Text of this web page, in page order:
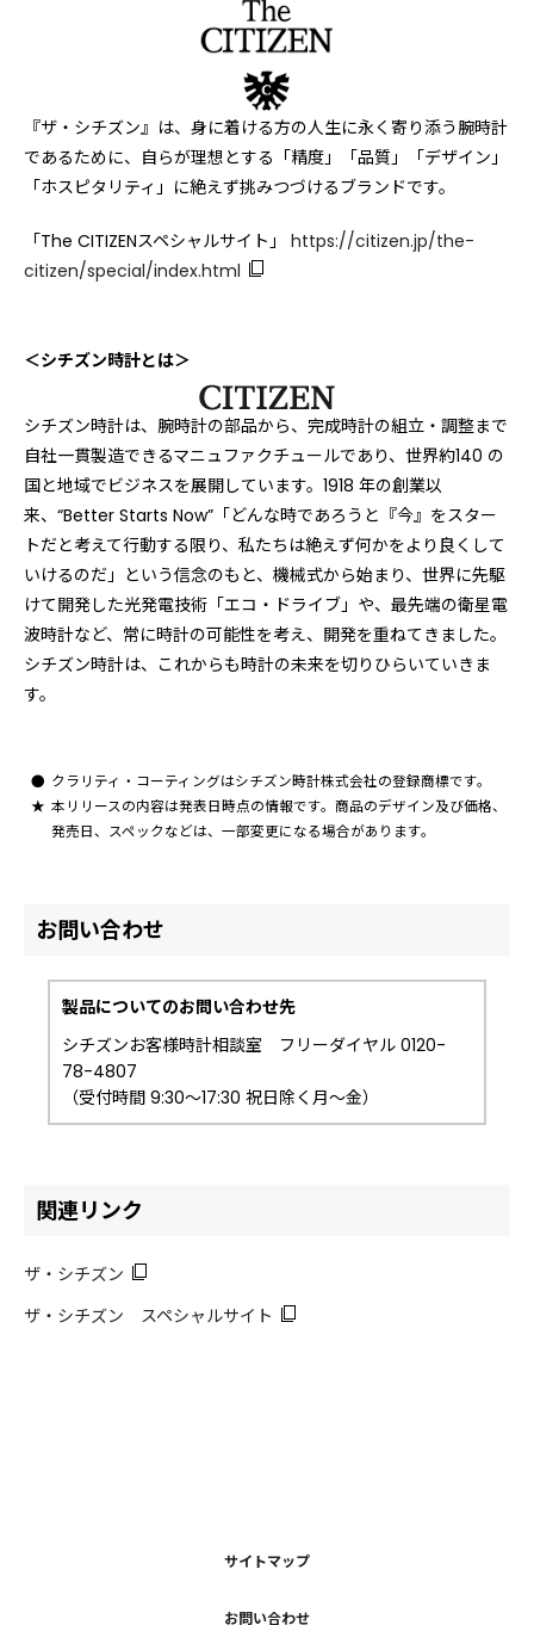
『ザ・シチズン』は、身に着ける方の人生に永く寄り添う腕時計
であるために、自らが理想とする「精度」「品質」「デザイン」
「ホスピタリティ」に絶えず挑みつづけるブランドです。
「The CITIZENスペシャルサイト」 https://citizen.jp/the-
citizen/special/index.html
＜シチズン時計とは＞
シチズン時計は、腕時計の部品から、完成時計の組立・調整まで
自社一貫製造できるマニュファクチュールであり、世界約140 の
国と地域でビジネスを展開しています。1918 年の創業以
来、“Better Starts Now”「どんな時であろうと『今』をスター
トだと考えて行動する限り、私たちは絶えず何かをより良くして
いけるのだ」という信念のもと、機械式から始まり、世界に先駆
けて開発した光発電技術「エコ・ドライブ」や、最先端の衛星電
波時計など、常に時計の可能性を考え、開発を重ねてきました。
シチズン時計は、これからも時計の未来を切りひらいていきま
す。
クラリティ・コーティングはシチズン時計株式会社の登録商標です。
本リリースの内容は発表日時点の情報です。商品のデザイン及び価格、
発売日、スペックなどは、一部変更になる場合があります。
お問い合わせ
製品についてのお問い合わせ先
シチズンお客様時計相談室 フリーダイヤル 0120-
78-4807
（受付時間 9:30～17:30 祝日除く月～金）
関連リンク
ザ・シチズン
ザ・シチズン スペシャルサイト
サイトマップ
お問い合わせ